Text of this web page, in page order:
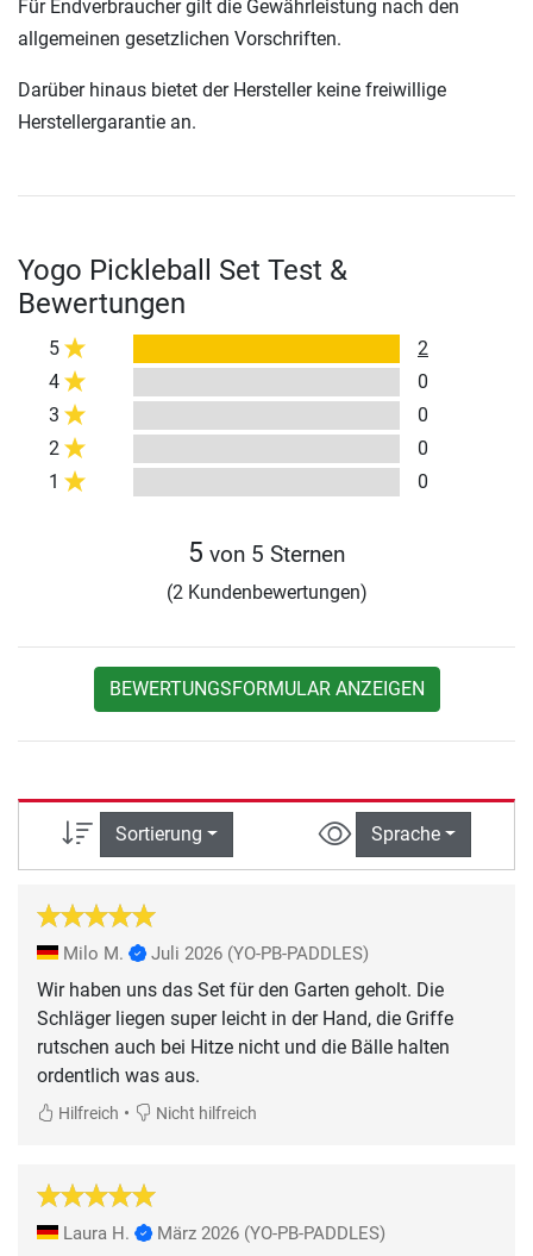
Für Endverbraucher gilt die Gewährleistung nach den
allgemeinen gesetzlichen Vorschriften.
Darüber hinaus bietet der Hersteller keine freiwillige
Herstellergarantie an.
Yogo Pickleball Set Test &
Bewertungen
5
2
4
0
3
0
2
0
1
0
5 von 5 Sternen
(2 Kundenbewertungen)
BEWERTUNGSFORMULAR ANZEIGEN
Sortierung Sprache
Milo M. Juli 2026 (YO-PB-PADDLES)
Wir haben uns das Set für den Garten geholt. Die
Schläger liegen super leicht in der Hand, die Griffe
rutschen auch bei Hitze nicht und die Bälle halten
ordentlich was aus.
Hilfreich • Nicht hilfreich
Laura H. März 2026 (YO-PB-PADDLES)